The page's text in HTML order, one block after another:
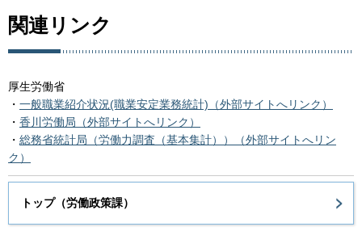
関連リンク
厚生労働省
・ 一般職業紹介状況(職業安定業務統計)（外部サイトへリンク）
・ 香川労働局（外部サイトへリンク）
・ 総務省統計局（労働力調査（基本集計））（外部サイトへリン
ク）
トップ（労働政策課）